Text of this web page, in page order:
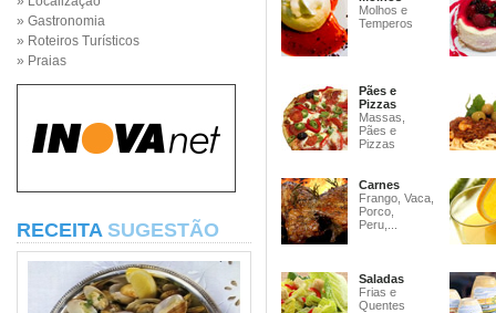
» Gastronomia
» Roteiros Turísticos
» Praias
RECEITA SUGESTÃO
Molhos e
Temperos
Pães e
Pizzas
Massas,
Pães e
Pizzas
Carnes
Frango, Vaca,
Porco,
Peru,...
Saladas
Frias e
Quentes